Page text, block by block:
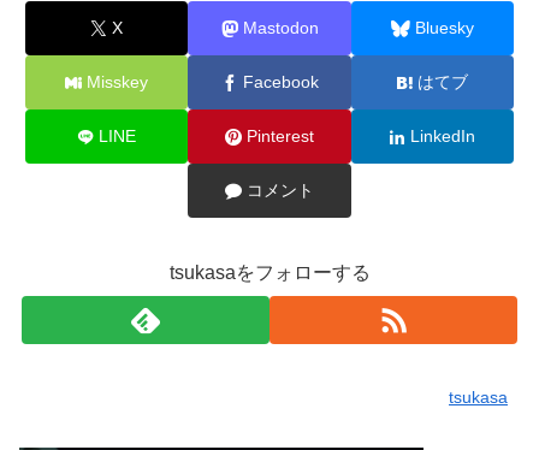
X Mastodon Bluesky
Misskey Facebook はてブ
LINE Pinterest LinkedIn
コメント
tsukasaをフォローする
tsukasa